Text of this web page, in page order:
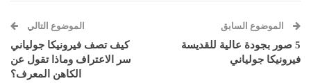
الموضوع السابق
5 صور بجودة عالية للقديسة
فيرونيكا جولياني
الموضوع التالي
كيف تصف فيرونيكا جولياني
سر الاعتراف وماذا تقول عن
الكاهن المعرف؟